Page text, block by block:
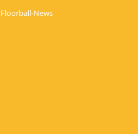
Floorball-News